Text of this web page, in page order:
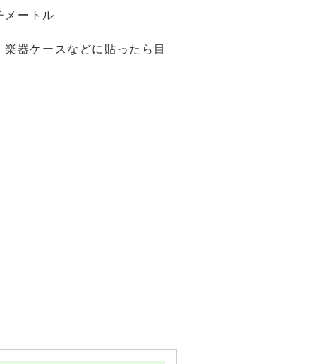
メートル
器ケースなどに貼ったら目